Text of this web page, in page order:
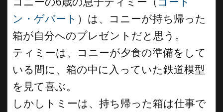
ン・ゲバート ）は、コニーが持ち帰った
箱が自分へのプレゼントだと思う。
ティミーは、コニーが夕食の準備をして
いる間に、箱の中に入っていた鉄道模型
を見て喜ぶ。
しかしトミーは、持ち帰った箱は仕事で